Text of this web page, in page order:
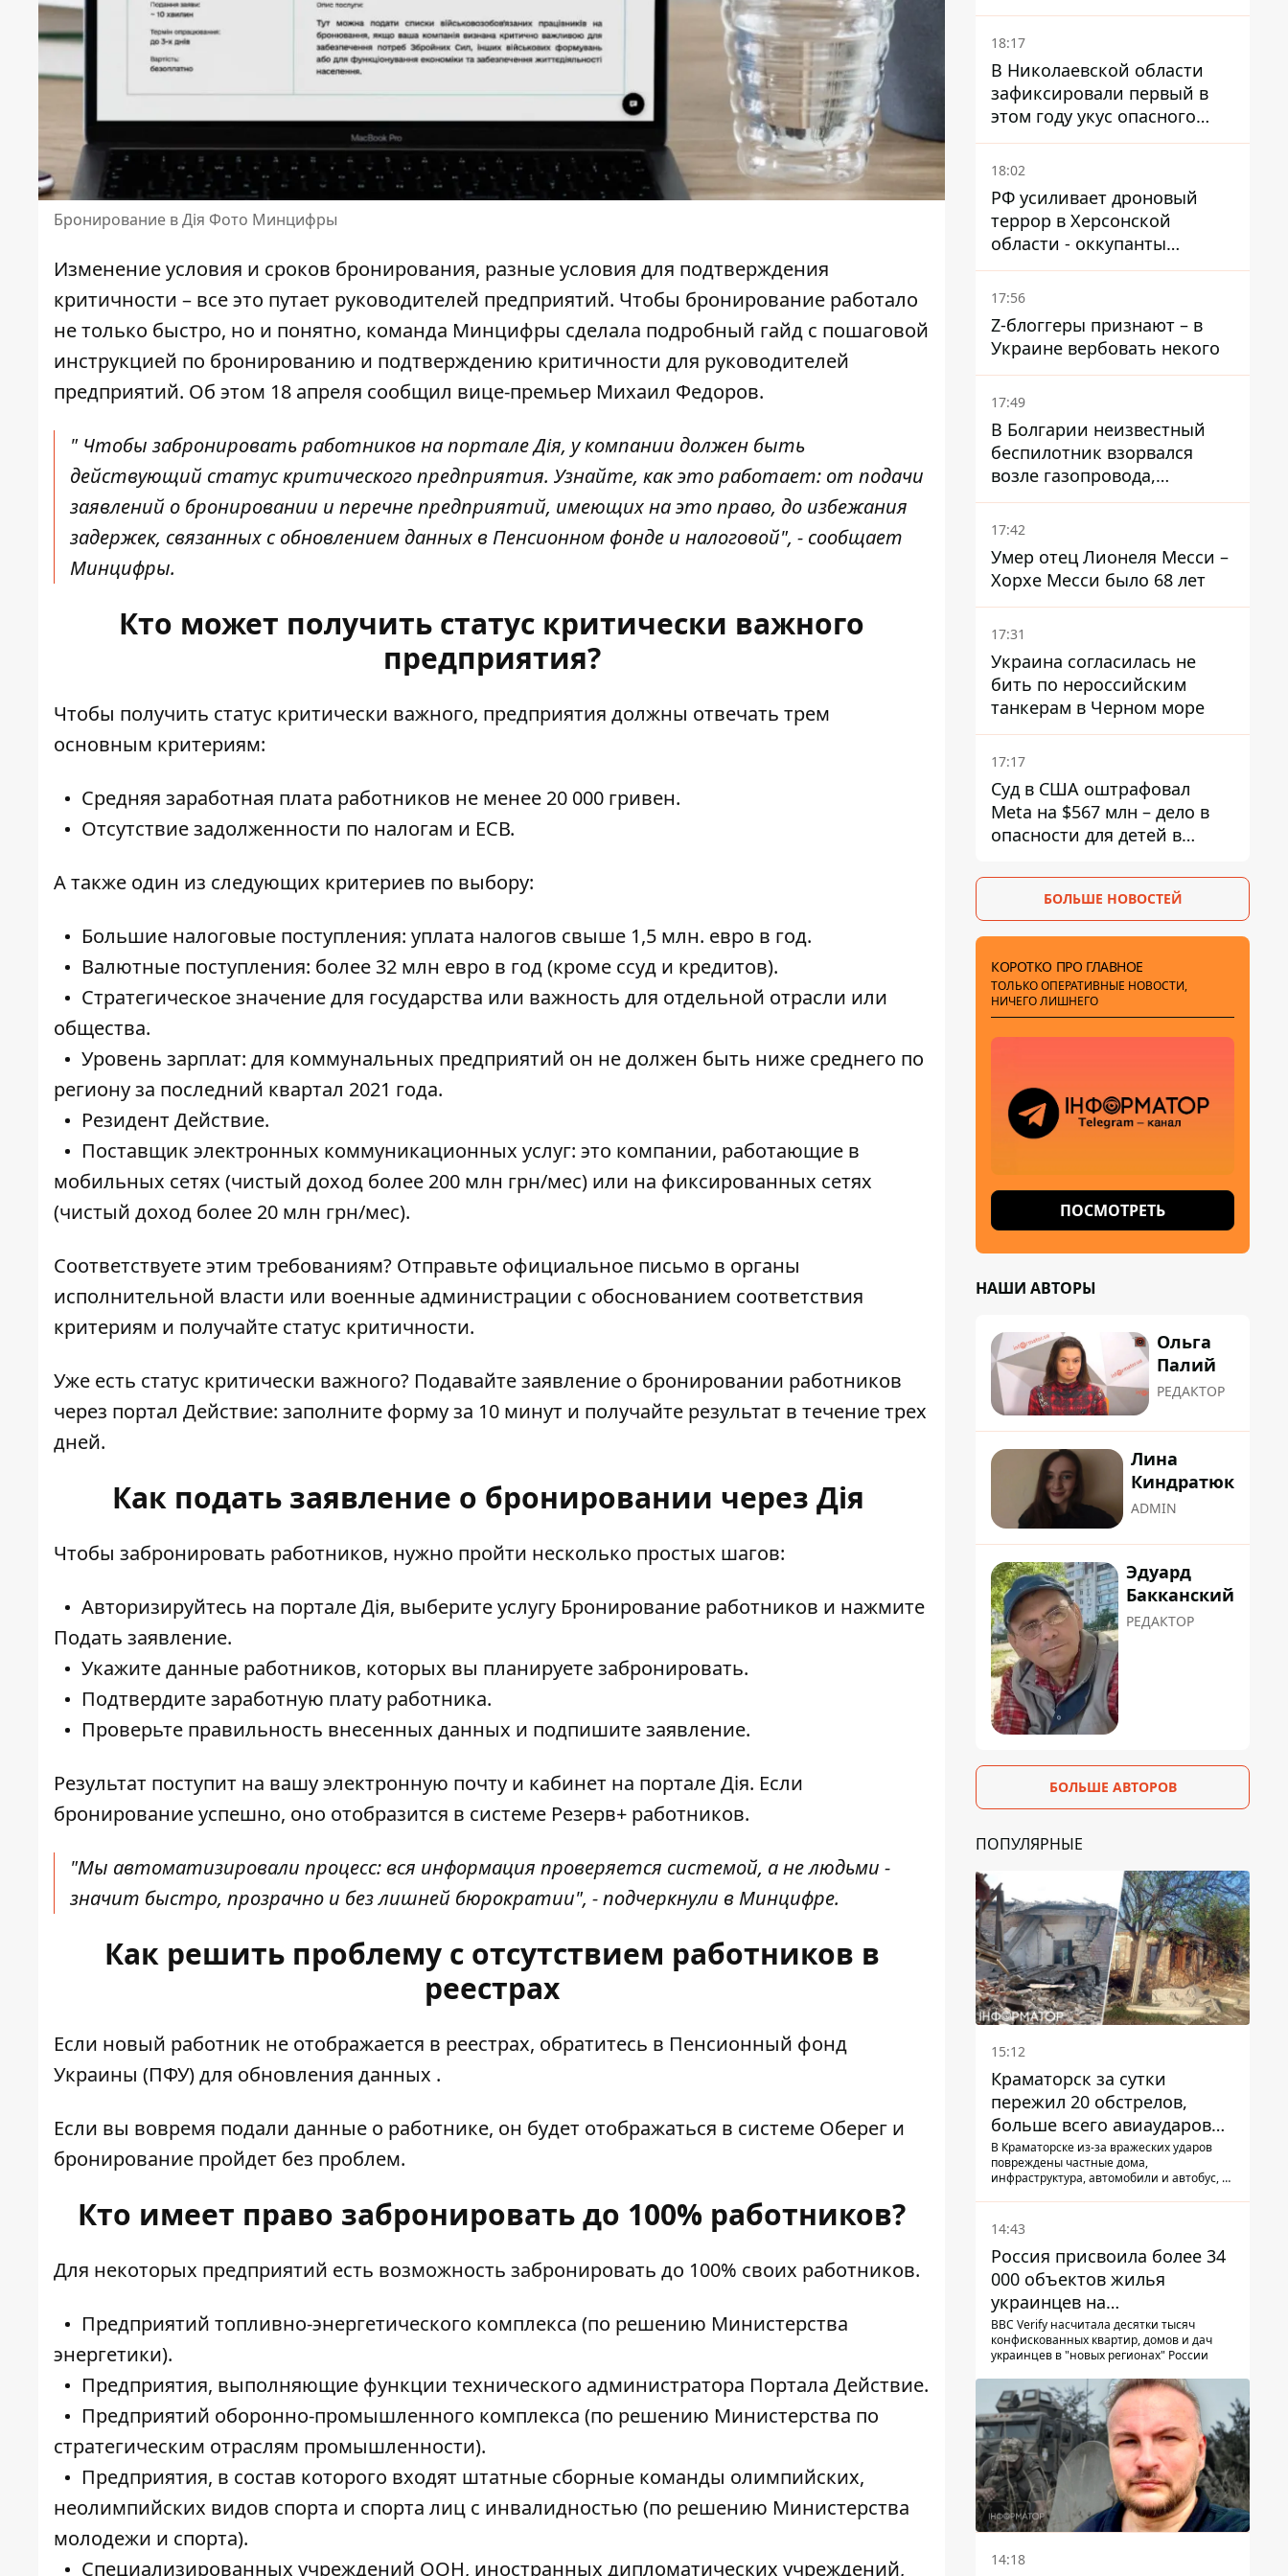
Бронирование в Дія Фото Минцифры
Изменение условия и сроков бронирования, разные условия для подтверждения
критичности – все это путает руководителей предприятий. Чтобы бронирование работало
не только быстро, но и понятно, команда Минцифры сделала подробный гайд с пошаговой
инструкцией по бронированию и подтверждению критичности для руководителей
предприятий. Об этом 18 апреля сообщил вице-премьер Михаил Федоров.
" Чтобы забронировать работниковна портале Дія, у компании должен быть
действующий статус критического предприятия. Узнайте, как это работает: от подачи
заявлений о бронировании и перечне предприятий, имеющих на это право, до избежания
задержек, связанных с обновлением данных в Пенсионном фонде и налоговой", - сообщает
Минцифры.
Кто может получить статус критически важного
предприятия?
Чтобы получить статус критически важного, предприятия должны отвечать трем
основным критериям:
Средняя заработная плата работников не менее 20 000 гривен.
Отсутствие задолженности по налогам и ЕСВ.
А также один из следующих критериев по выбору:
Большие налоговые поступления: уплата налогов свыше 1,5 млн. евро в год.
Валютные поступления: более 32 млн евро в год (кроме ссуд и кредитов).
Стратегическое значение для государства или важность для отдельной отрасли или
общества.
Уровень зарплат: для коммунальных предприятий он не должен быть ниже среднего по
региону за последний квартал 2021 года.
Резидент Действие.
Поставщик электронных коммуникационных услуг: это компании, работающие в
мобильных сетях (чистый доход более 200 млн грн/мес) или на фиксированных сетях
(чистый доход более 20 млн грн/мес).
Соответствуете этим требованиям? Отправьте официальное письмо в органы
исполнительной власти или военные администрации с обоснованием соответствия
критериям и получайте статус критичности.
Уже есть статус критически важного? Подавайте заявление о бронировании работников
через портал Действие: заполните форму за 10 минут и получайте результат в течение трех
дней.
Как подать заявление о бронировании через Дія
Чтобы забронировать работников, нужно пройти несколько простых шагов:
Авторизируйтесь на портале Дія, выберите услугу Бронирование работников и нажмите
Подать заявление.
Укажите данные работников, которых вы планируете забронировать.
Подтвердите заработную плату работника.
Проверьте правильность внесенных данных и подпишите заявление.
Результат поступит на вашу электронную почту и кабинет на портале Дія. Если
бронирование успешно, оно отобразится в системе Резерв+ работников.
"Мы автоматизировали процесс: вся информация проверяется системой, а не людьми -
значит быстро, прозрачно и без лишней бюрократии", - подчеркнули в Минцифре.
Как решить проблему с отсутствием работников в
реестрах
Если новый работник не отображается в реестрах, обратитесь в Пенсионный фонд
Украины (ПФУ) для обновления данных .
Если вы вовремя подали данные о работнике, он будет отображаться в системе Оберег и
бронирование пройдет без проблем.
Кто имеет право забронировать до 100% работников?
Для некоторых предприятий есть возможность забронировать до 100% своих работников.
Предприятий топливно-энергетического комплекса (по решению Министерства
энергетики).
Предприятия, выполняющие функции технического администратора Портала Действие.
Предприятий оборонно-промышленного комплекса (по решению Министерства по
стратегическим отраслям промышленности).
Предприятия, в состав которого входят штатные сборные команды олимпийских,
неолимпийских видов спорта и спорта лиц с инвалидностью (по решению Министерства
молодежи и спорта).
Специализированных учреждений ООН, иностранных дипломатических учреждений,
и раненые
18:17
В Николаевской области
зафиксировали первый в
этом году укус опасного
каракурта
18:02
РФ усиливает дроновый
террор в Херсонской
области - оккупанты
получили приказ свободно
охотиться на автомобили
17:56
Z-блоггеры признают – в
Украине вербовать некого
17:49
В Болгарии неизвестный
беспилотник взорвался
возле газопровода,
которым поставляют газ в
Украину
17:42
Умер отец Лионеля Месси –
Хорхе Месси было 68 лет
17:31
Украина согласилась не
бить по нероссийским
танкерам в Черном море
17:17
Суд в США оштрафовал
Meta на $567 млн ​​– дело в
опасности для детей в
БОЛЬШЕ НОВОСТЕЙ
КОРОТКО ПРО ГЛАВНОЕ
ТОЛЬКО ОПЕРАТИВНЫЕ НОВОСТИ,
НИЧЕГО ЛИШНЕГО
ПОСМОТРЕТЬ
НАШИ АВТОРЫ
Ольга
Палий
РЕДАКТОР
Лина
Киндратюк
ADMIN
Эдуард
Бакканский
РЕДАКТОР
БОЛЬШЕ АВТОРОВ
ПОПУЛЯРНЫЕ
15:12
Краматорск за сутки
пережил 20 обстрелов,
больше всего авиаударов
КАБ-250
В Краматорске из-за вражеских ударов
повреждены частные дома,
инфраструктура, автомобили и автобус, а
14:43
Россия присвоила более 34
000 объектов жилья
украинцев на
оккупированных
территориях -
BBC Verify насчитала десятки тысяч
конфискованных квартир, домов и дач
украинцев в "новых регионах" России
14:18